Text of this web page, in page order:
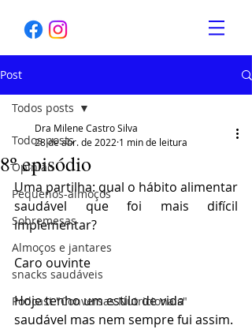
Post
Todos posts
Opinião
Pequenos-almoços
Sobremesas
Almoços e jantares
snacks saudáveis
Podcast "Conversas Nutricionais"
Todos posts
8º episódio
Dra Milene Castro Silva
28 de abr. de 2022 1 min de leitura
Uma partilha: qual o hábito alimentar
saudável que foi mais difícil
implementar?
Caro ouvinte
Hoje tenho um estilo de vida
saudável mas nem sempre fui assim.